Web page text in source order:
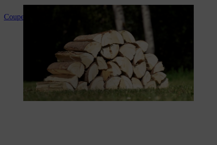
Couper du bois de chauffage